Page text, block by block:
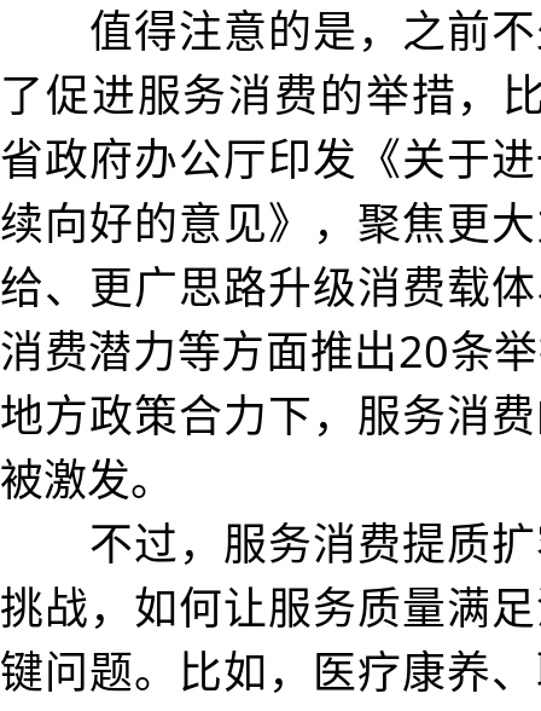
值得注意的是，之前不
了促进服务消费的举措，
省政府办公厅印发《关于
续向好的意见》，聚焦更
给、更广思路升级消费载
消费潜力等方面推出20条
地方政策合力下，服务消
被激发。
不过，服务消费提质扩
挑战，如何让服务质量满
键问题。比如，医疗康养